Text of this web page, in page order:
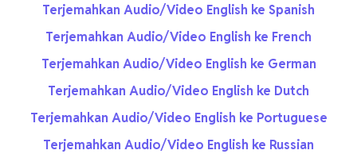
Terjemahkan Audio/Video English ke Spanish
Terjemahkan Audio/Video English ke French
Terjemahkan Audio/Video English ke German
Terjemahkan Audio/Video English ke Dutch
Terjemahkan Audio/Video English ke Portuguese
Terjemahkan Audio/Video English ke Russian